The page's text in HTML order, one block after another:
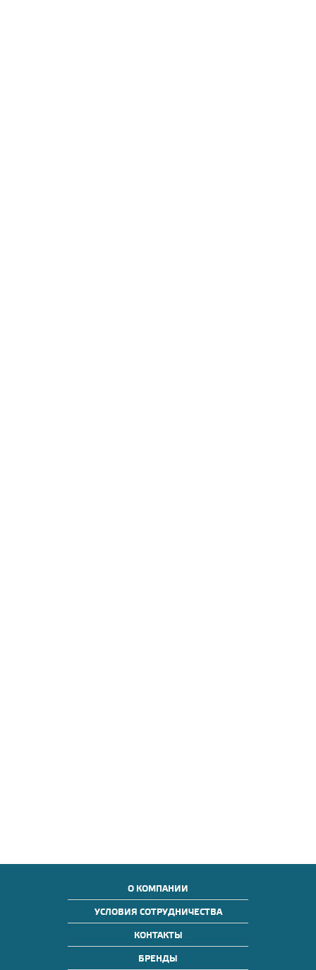
О КОМПАНИИ
УСЛОВИЯ СОТРУДНИЧЕСТВА
КОНТАКТЫ
БРЕНДЫ